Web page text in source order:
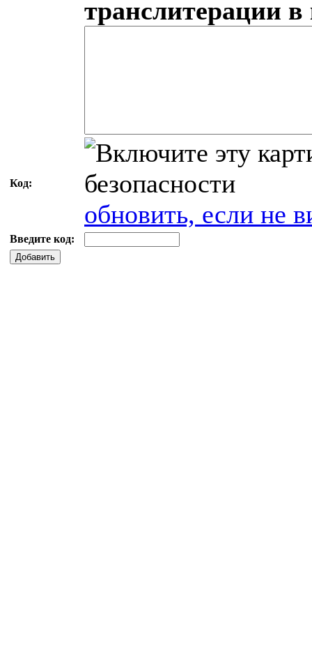
транслитерации
Код:
обновить, если не
Введите код:
Добавить